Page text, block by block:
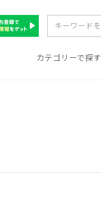
カテゴリーで探す